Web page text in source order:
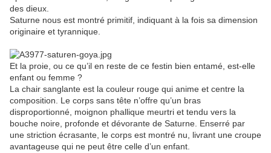
des dieux.
Saturne nous est montré primitif, indiquant à la fois sa dimension
originaire et tyrannique.
Et la proie, ou ce qu’il en reste de ce festin bien entamé, est-elle
enfant ou femme ?
La chair sanglante est la couleur rouge qui anime et centre la
composition. Le corps sans tête n’offre qu’un bras
disproportionné, moignon phallique meurtri et tendu vers la
bouche noire, profonde et dévorante de Saturne. Enserré par
une striction écrasante, le corps est montré nu, livrant une croupe
avantageuse qui ne peut être celle d’un enfant.